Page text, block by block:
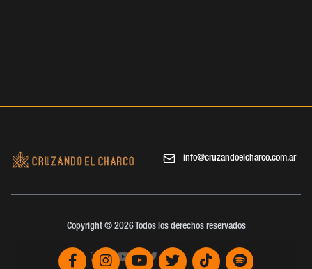
info@cruzandoelcharco.com.ar
Copyright © 2026 Todos los derechos reservados